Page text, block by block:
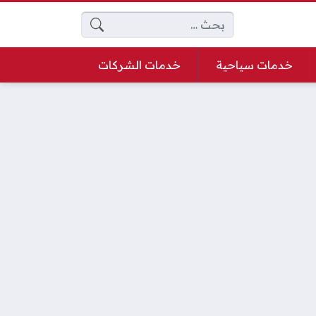
البحث عن:
خدمات سياحية خدمات الشركات